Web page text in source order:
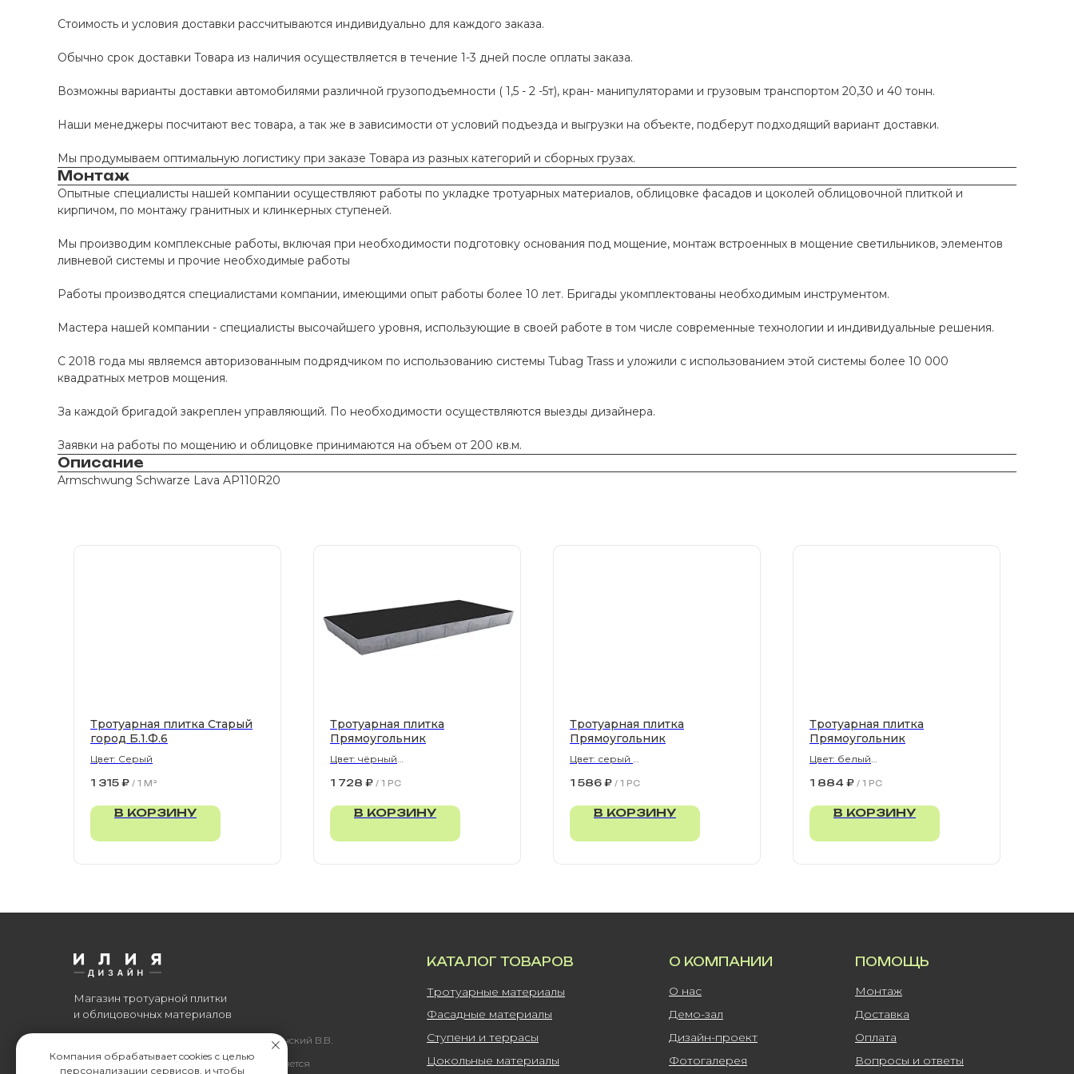
Стоимость и условия доставки рассчитываются индивидуально для каждого заказа.
Обычно срок доставки Товара из наличия осуществляется в течение 1-3 дней после оплаты заказа.
Возможны варианты доставки автомобилями различной грузоподъемности ( 1,5 - 2 -5т), кран- манипуляторами и грузовым транспортом 20,30 и 40 тонн.
Наши менеджеры посчитают вес товара, а так же в зависимости от условий подъезда и выгрузки на объекте, подберут подходящий вариант доставки.
Мы продумываем оптимальную логистику при заказе Товара из разных категорий и сборных грузах.
Монтаж
Опытные специалисты нашей компании осуществляют работы по укладке тротуарных материалов, облицовке фасадов и цоколей облицовочной плиткой и
кирпичом, по монтажу гранитных и клинкерных ступеней.
Мы производим комплексные работы, включая при необходимости подготовку основания под мощение, монтаж встроенных в мощение светильников, элементов
ливневой системы и прочие необходимые работы
Работы производятся специалистами компании, имеющими опыт работы более 10 лет. Бригады укомплектованы необходимым инструментом.
Мастера нашей компании - специалисты высочайшего уровня, использующие в своей работе в том числе современные технологии и индивидуальные решения.
С 2018 года мы являемся авторизованным подрядчиком по использованию системы Tubag Trass и уложили с использованием этой системы более 10 000
квадратных метров мощения.
За каждой бригадой закреплен управляющий. По необходимости осуществляются выезды дизайнера.
Заявки на работы по мощению и облицовке принимаются на объем от 200 кв.м.
Описание
Armschwung Schwarze Lava AP110R20
Тротуарная плитка Старый
город Б.1.Ф.6
Цвет: Серый
1 315 ₽ / 1 M²
В КОРЗИНУ
Тротуарная плитка
Прямоугольник
Цвет: чёрный
1 728 ₽ / 1 PC
В КОРЗИНУ
Тротуарная плитка
Прямоугольник
Цвет: серый
1 586 ₽ / 1 PC
В КОРЗИНУ
Тротуарная плитка
Прямоугольник
Цвет: белый
1 884 ₽ / 1 PC
В КОРЗИНУ
Информация, размещенная на сайте, не является
Все права защищены. © 2006-2026. ИП Ильинский В.В.
Магазин тротуарной плитки
и облицовочных материалов
КАТАЛОГ ТОВАРОВ
Тротуарные материалы
ПОМОЩЬ
О КОМПАНИИ
Вопросы и ответы
Оплата
Доставка
Монтаж
О нас
Фотогалерея
Дизайн-проект
Цокольные материалы
Ступени и террасы
Фасадные материалы Демо-зал
Компания обрабатывает cookies с целью
персонализации сервисов, и чтобы